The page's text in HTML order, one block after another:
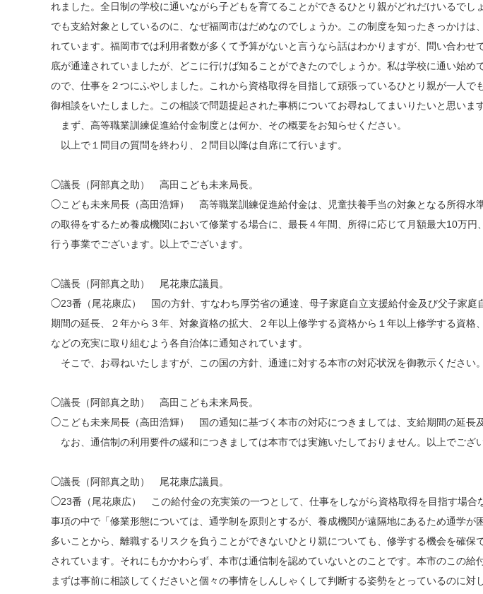
れました。全日制の学校に通いながら子どもを育てることができるひとり親がどれだけいるで
でも支給対象としているのに、なぜ福岡市はだめなのでしょうか。この制度を知ったきっかけ
れています。福岡市では利用者数が多くて予算がないと言うなら話はわかりますが、問い合わ
底が通達されていましたが、どこに行けば知ることができたのでしょうか。私は学校に通い始
ので、仕事を２つにふやしました。これから資格取得を目指して頑張っているひとり親が一人
御相談をいたしました。この相談で問題提起された事柄についてお尋ねしてまいりたいと思います
まず、高等職業訓練促進給付金制度とは何か、その概要をお知らせください。
以上で１問目の質問を終わり、２問目以降は自席にて行います。
◯議長（阿部真之助） 高田こども未来局長。
◯こども未来局長（高田浩輝） 高等職業訓練促進給付金は、児童扶養手当の対象となる所得水
の取得をするため養成機関において修業する場合に、最長４年間、所得に応じて月額最大10万
行う事業でございます。以上でございます。
◯議長（阿部真之助） 尾花康広議員。
◯23番（尾花康広） 国の方針、すなわち厚労省の通達、母子家庭自立支援給付金及び父子家
期間の延長、２年から３年、対象資格の拡大、２年以上修学する資格から１年以上修学する資
などの充実に取り組むよう各自治体に通知されています。
そこで、お尋ねいたしますが、この国の方針、通達に対する本市の対応状況を御教示ください。
◯議長（阿部真之助） 高田こども未来局長。
◯こども未来局長（高田浩輝） 国の通知に基づく本市の対応につきましては、支給期間の延長
なお、通信制の利用要件の緩和につきましては本市では実施いたしておりません。以上でござい
◯議長（阿部真之助） 尾花康広議員。
◯23番（尾花康広） この給付金の充実策の一つとして、仕事をしながら資格取得を目指す場
事項の中で「修業形態については、通学制を原則とするが、養成機関が遠隔地にあるため通学
多いことから、離職するリスクを負うことができないひとり親についても、修学する機会を確
されています。それにもかかわらず、本市は通信制を認めていないとのことです。本市のこの
まずは事前に相談してくださいと個々の事情をしんしゃくして判断する姿勢をとっているのに対